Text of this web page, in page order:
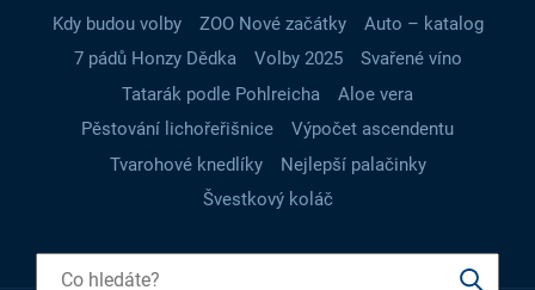
Kdy budou volby
ZOO Nové začátky
Auto – katalog
7 pádů Honzy Dědka
Volby 2025
Svařené víno
Tatarák podle Pohlreicha
Aloe vera
Pěstování lichořeřišnice
Výpočet ascendentu
Tvarohové knedlíky
Nejlepší palačinky
Švestkový koláč